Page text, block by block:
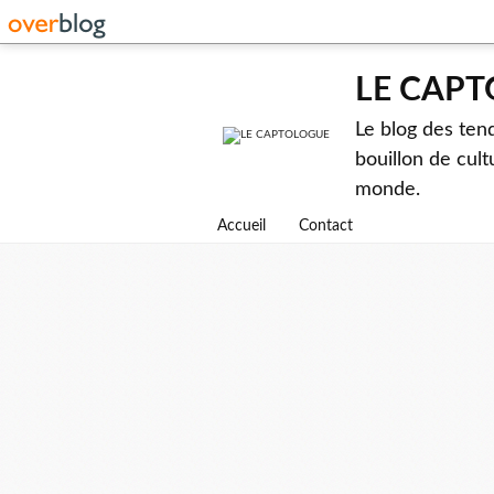
LE
Le blog des
bouillon de
monde.
Accueil Contact